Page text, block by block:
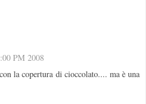
PM 2008
la copertura di cioccolato.... ma è una